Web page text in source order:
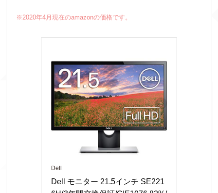
※2020年4月現在のamazonの価格です。
Dell
Dell モニター 21.5インチ SE221